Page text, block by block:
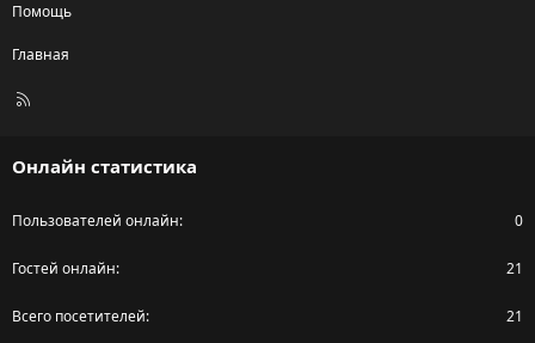
Помощь
Главная
R
Онлайн статистика
Пользователей онлайн 0
Гостей онлайн 21
Всего посетителей 21